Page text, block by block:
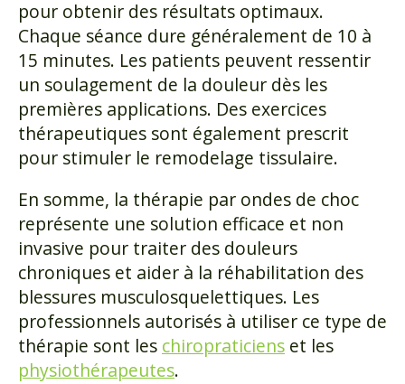
pour obtenir des résultats optimaux.
Chaque séance dure généralement de 10 à
15 minutes. Les patients peuvent ressentir
un soulagement de la douleur dès les
premières applications. Des exercices
thérapeutiques sont également prescrit
pour stimuler le remodelage tissulaire.
En somme, la thérapie par ondes de choc
représente une solution efficace et non
invasive pour traiter des douleurs
chroniques et aider à la réhabilitation des
blessures musculosquelettiques. Les
professionnels autorisés à utiliser ce type de
thérapie sont les chiropraticiens et les
physiothérapeutes.